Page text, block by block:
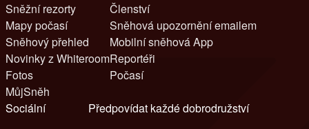
Sněžní rezorty
Mapy počasí
Sněhový přehled
Novinky z Whiteroom
Fotos
MůjSněh
Členství
Sněhová upozornění emailem
Mobilní sněhová App
Reportéři
Počasí
Sociální
Předpovídat každé dobrodružství